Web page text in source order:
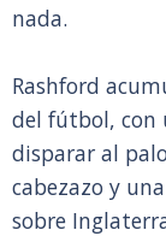
nada.
Rashford
del fútbol, con
disparar al
cabezazo y
sobre